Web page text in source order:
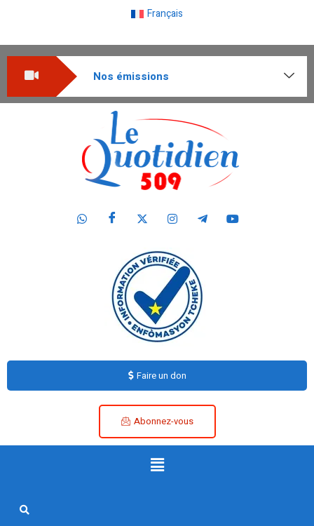
Français
Nos émissions
Faire un don
Abonnez-vous